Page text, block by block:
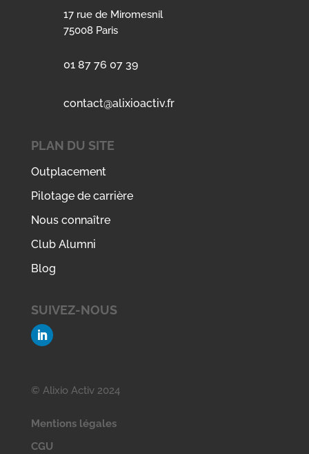
17 rue de Miromesnil
75008 Paris
01 87 76 07 39
contact@alixioactiv.fr
PLAN DU SITE
Outplacement
Pilotage de carrière
Nous connaître
Club Alumni
Blog
SUIVEZ-NOUS
© Alixio Activ 2024
Mentions légales
CGU